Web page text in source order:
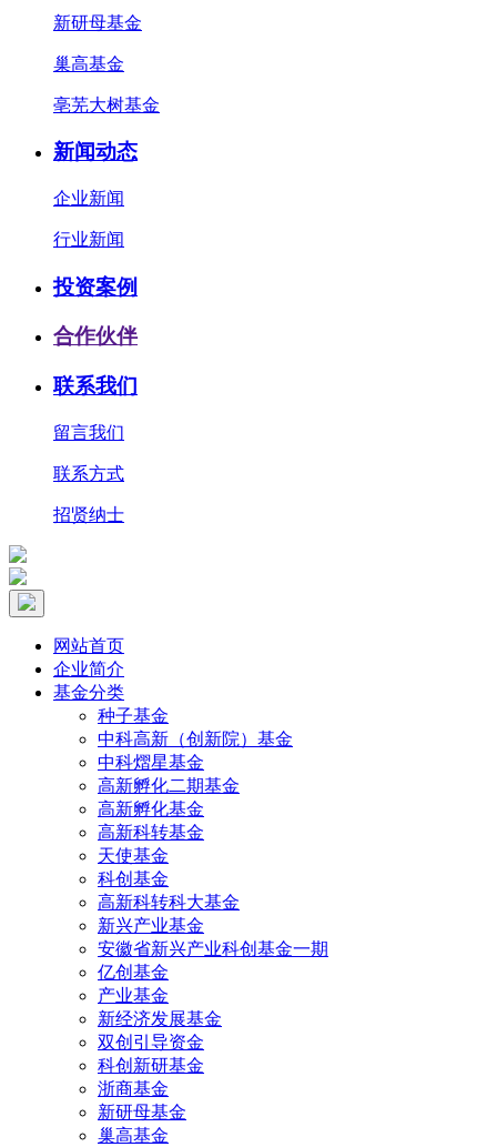
新研母基金
巢高基金
亳芜大树基金
新闻动态
企业新闻
行业新闻
投资案例
合作伙伴
联系我们
留言我们
联系方式
招贤纳士
网站首页
企业简介
基金分类
种子基金
中科高新（创新院）基金
中科熠星基金
高新孵化二期基金
高新孵化基金
高新科转基金
天使基金
科创基金
高新科转科大基金
新兴产业基金
安徽省新兴产业科创基金一期
亿创基金
产业基金
新经济发展基金
双创引导资金
科创新研基金
浙商基金
新研母基金
巢高基金